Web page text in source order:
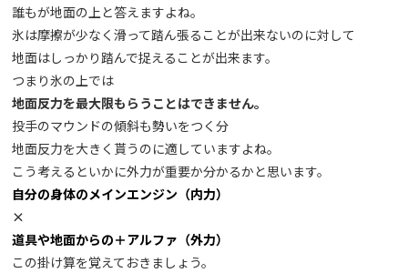
誰もが地面の上と答えますよね。
氷は摩擦が少なく滑って踏ん張ることが出来ないのに対して
地面はしっかり踏んで捉えることが出来ます。
つまり氷の上では
地面反力を最大限もらうことはできません。
投手のマウンドの傾斜も勢いをつく分
地面反力を大きく貰うのに適していますよね。
こう考えるといかに外力が重要か分かるかと思います。
自分の身体のメインエンジン（内力）
×
道具や地面からの＋アルファ（外力）
この掛け算を覚えておきましょう。